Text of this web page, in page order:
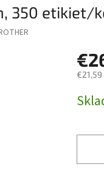
350 etikiet/
€21,59
cena: